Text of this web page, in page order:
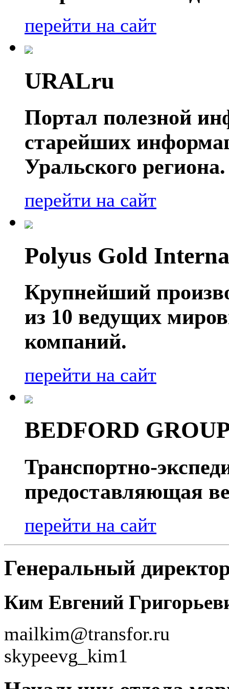
перейти на сайт
URALru
Портал полезной
старейших
Уральского региона.
перейти на сайт
Polyus Gold
Крупнейший
из 10 ведущих
компаний.
перейти на сайт
BEDFORD
Транспортно-
предоставляющая
перейти на сайт
Генеральный
Ким Евгений
mailkim@transfor.ru
skypeevg_kim1